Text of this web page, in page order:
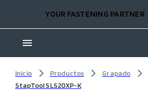
YOUR FASTENING PARTNER
Inicio Productos
Grapado
StapTool SLS20XP-K